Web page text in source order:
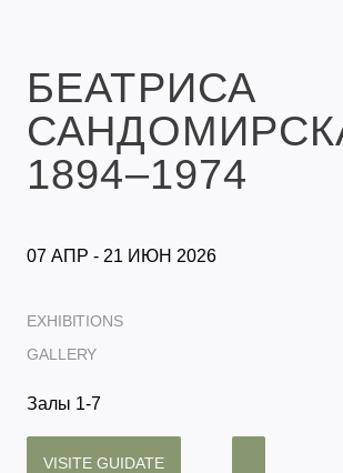
БЕАТРИСА
1894–1974
07 АПР - 21 ИЮН 2026
EXHIBITIONS
GALLERY
Залы 1-7
VISITE GUIDATE